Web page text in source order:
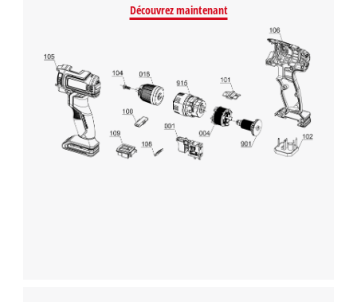
Découvrez maintenant